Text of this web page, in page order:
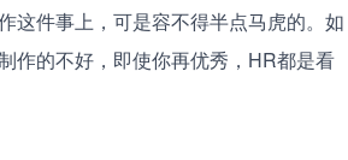
这件事上，可是容不得半点马虎的。如
作的不好，即使你再优秀，HR都是看